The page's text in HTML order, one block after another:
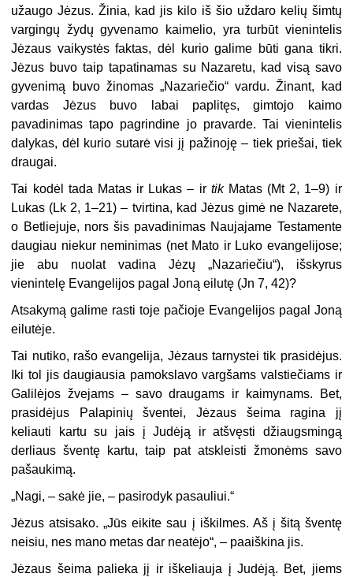
užaugo Jėzus. Žinia, kad jis kilo iš šio uždaro kelių šimtų
vargingų žydų gyvenamo kaimelio, yra turbūt vienintelis
Jėzaus vaikystės faktas, dėl kurio galime būti gana tikri.
Jėzus buvo taip tapatinamas su Nazaretu, kad visą savo
gyvenimą buvo žinomas „Nazariečio“ vardu. Žinant, kad
vardas Jėzus buvo labai paplitęs, gimtojo kaimo
pavadinimas tapo pagrindine jo pravarde. Tai vienintelis
dalykas, dėl kurio sutarė visi jį pažinoję – tiek priešai, tiek
draugai.
Tai kodėl tada Matas ir Lukas – ir tikMatas (Mt 2, 1–9) ir
Lukas (Lk 2, 1–21) – tvirtina, kad Jėzus gimė ne Nazarete,
o Betliejuje, nors šis pavadinimas Naujajame Testamente
daugiau niekur neminimas (net Mato ir Luko evangelijose;
jie abu nuolat vadina Jėzų „Nazariečiu“), išskyrus
vienintelę Evangelijos pagal Joną eilutę (Jn 7, 42)?
Atsakymą galime rasti toje pačioje Evangelijos pagal Joną
eilutėje.
Tai nutiko, rašo evangelija, Jėzaus tarnystei tik prasidėjus.
Iki tol jis daugiausia pamokslavo vargšams valstiečiams ir
Galilėjos žvejams – savo draugams ir kaimynams. Bet,
prasidėjus Palapinių šventei, Jėzaus šeima ragina jį
keliauti kartu su jais į Judėją ir atšvęsti džiaugsmingą
derliaus šventę kartu, taip pat atskleisti žmonėms savo
pašaukimą.
„Nagi, – sakė jie, – pasirodyk pasauliui.“
Jėzus atsisako. „Jūs eikite sau į iškilmes. Aš į šitą šventę
neisiu, nes mano metas dar neatėjo“, – paaiškina jis.
Jėzaus šeima palieka jį ir iškeliauja į Judėją. Bet, jiems